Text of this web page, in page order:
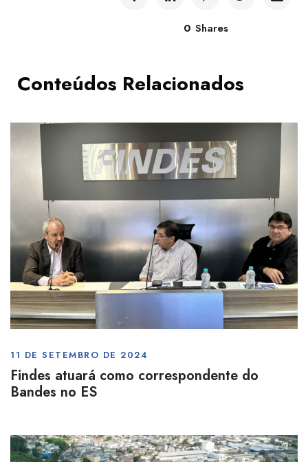
0 Shares
Conteúdos Relacionados
11 DE SETEMBRO DE 2024
Findes atuará como correspondente do
Bandes no ES